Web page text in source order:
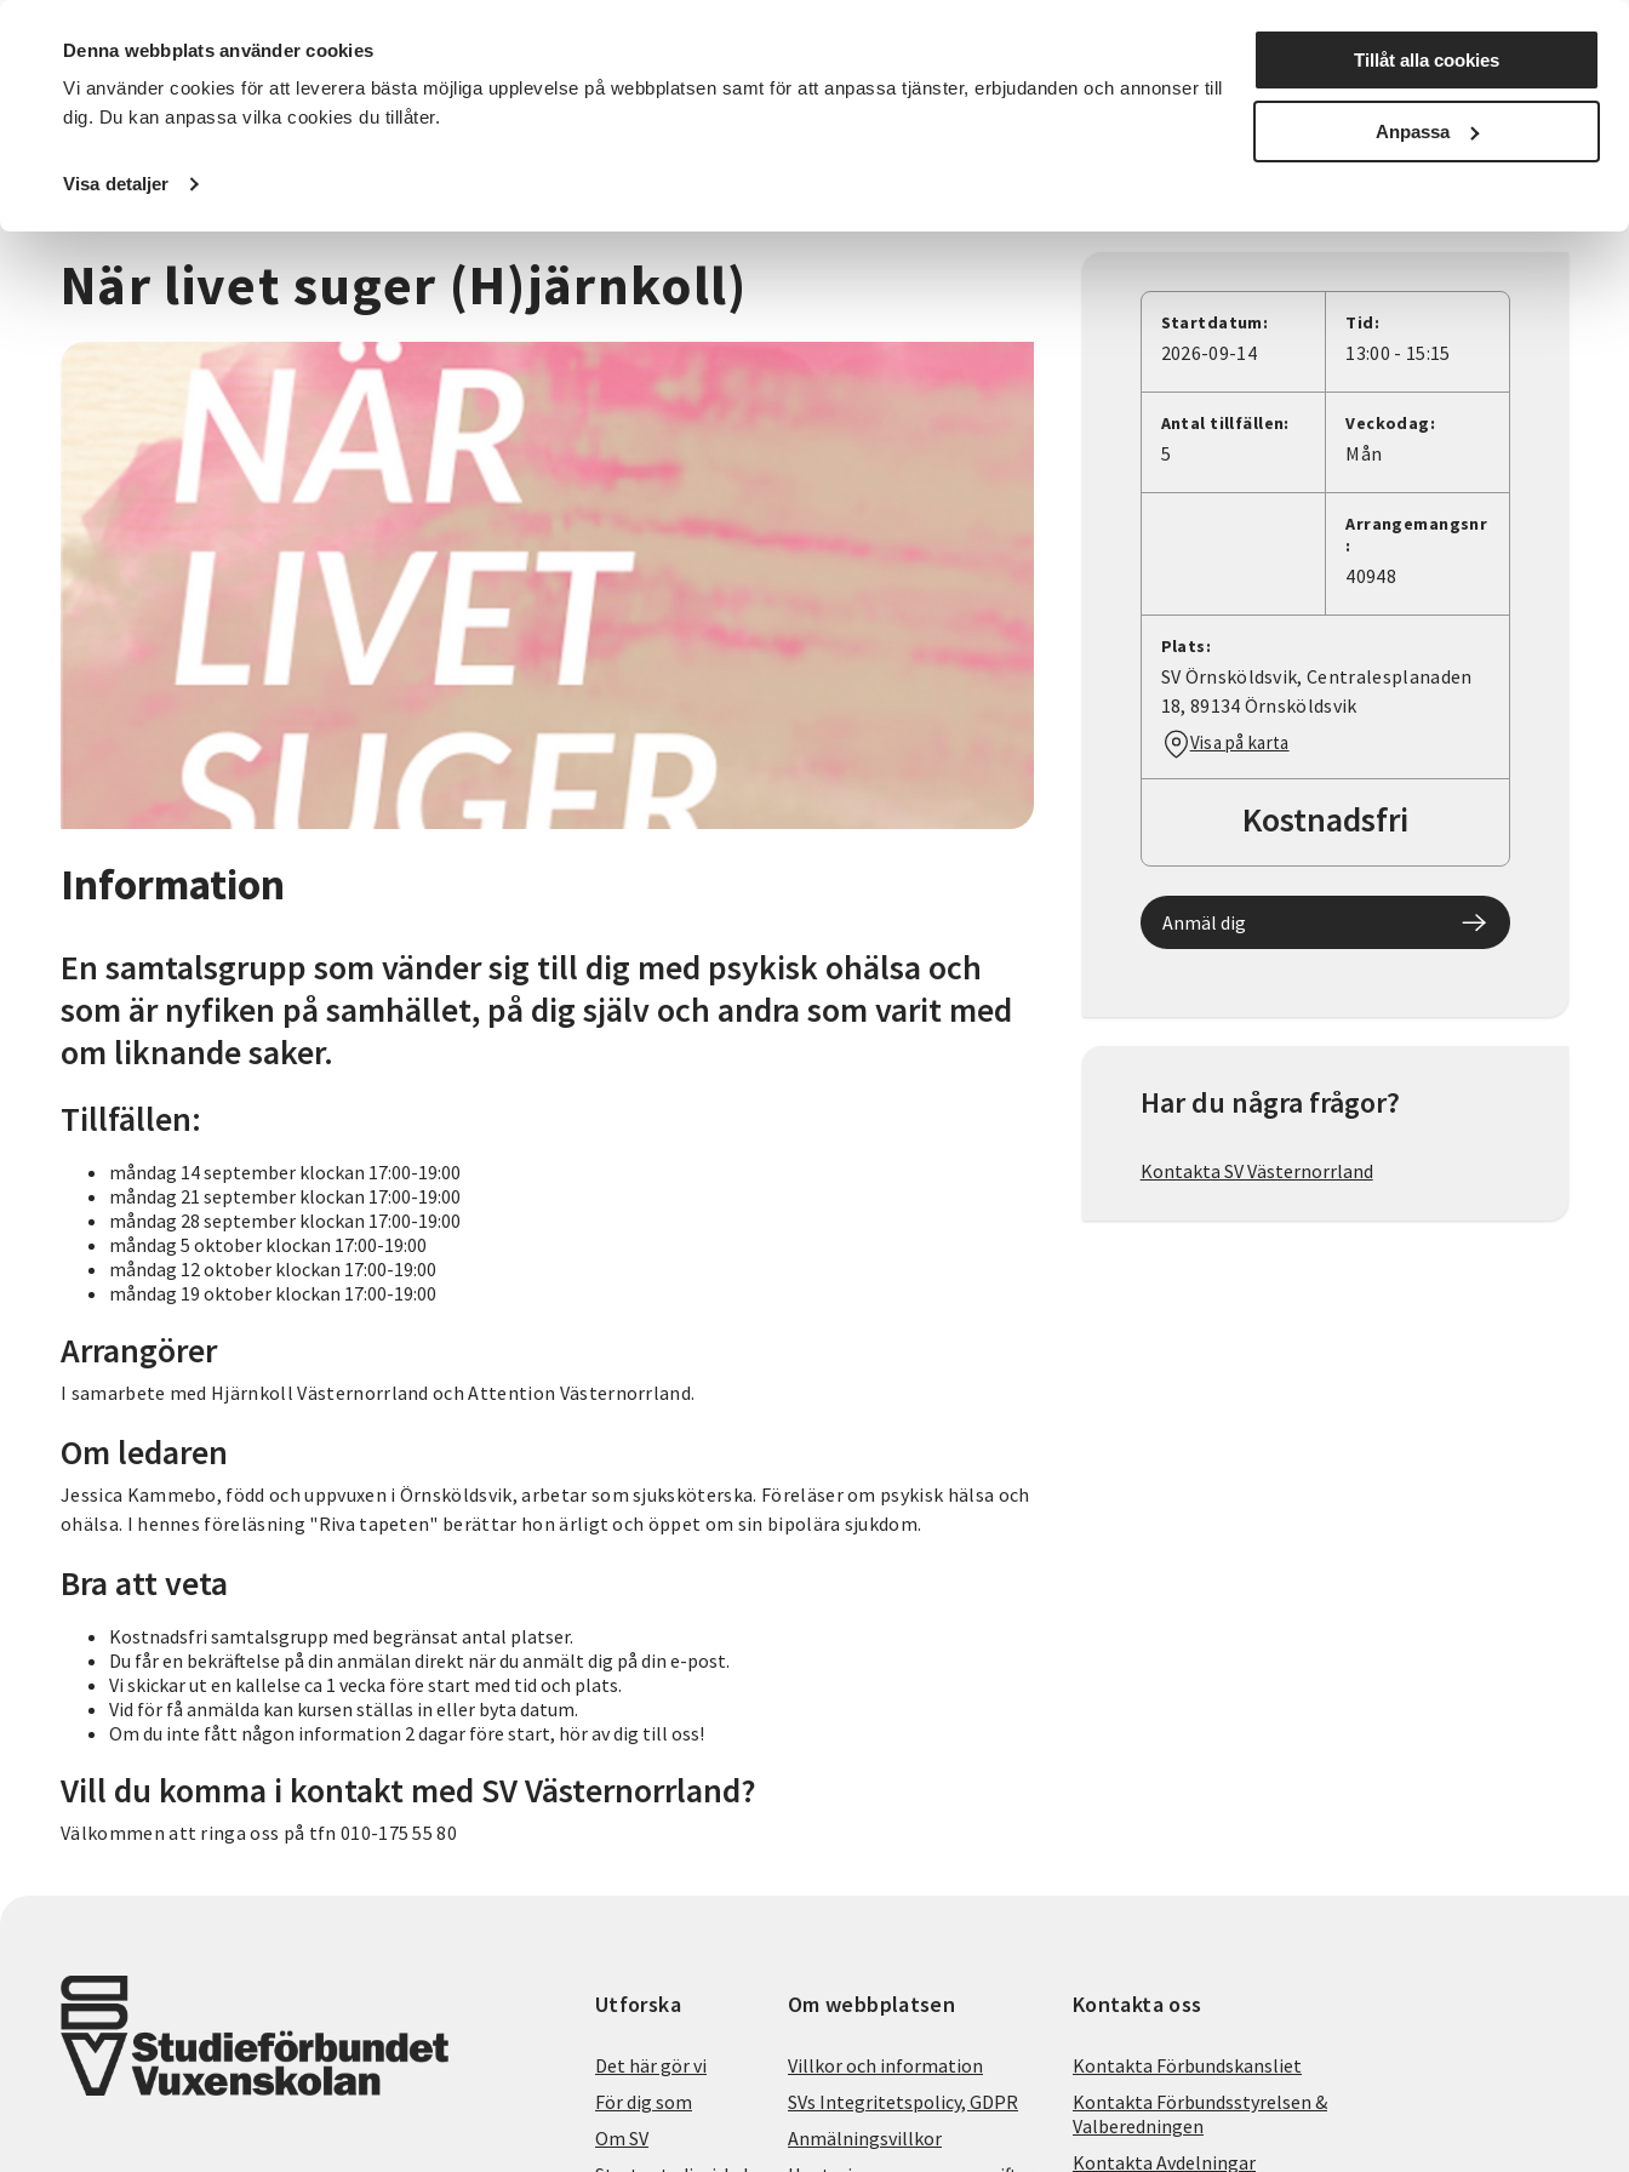
Denna webbplats använder cookies
Vi använder cookies för att leverera bästa möjliga upplevelse på webbplatsen samt för att anpassa tjänster, erbjudanden och annonser till
dig. Du kan anpassa vilka cookies du tillåter.
Visa detaljer
Tillåt alla cookies
Anpassa
DET HÄR GÖR VI FÖR DIG SOM SÖK KURSER OCH EVENEMANG Nyheter Avdelningar
Startsida / Kurser och evenemang
När livet suger (H)järnkoll)
Information
En samtalsgrupp som vänder sig till dig med psykisk ohälsa och
som är nyfiken på samhället, på dig själv och andra som varit med
om liknande saker.
Tillfällen:
måndag 14 september klockan 17:00-19:00
måndag 21 september klockan 17:00-19:00
måndag 28 september klockan 17:00-19:00
måndag 5 oktober klockan 17:00-19:00
måndag 12 oktober klockan 17:00-19:00
måndag 19 oktober klockan 17:00-19:00
Arrangörer
I samarbete med Hjärnkoll Västernorrland och Attention Västernorrland.
Om ledaren
Jessica Kammebo, född och uppvuxen i Örnsköldsvik, arbetar som sjuksköterska. Föreläser om psykisk hälsa och
ohälsa. I hennes föreläsning "Riva tapeten" berättar hon ärligt och öppet om sin bipolära sjukdom.
Bra att veta
Kostnadsfri samtalsgrupp med begränsat antal platser.
Du får en bekräftelse på din anmälan direkt när du anmält dig på din e-post.
Vi skickar ut en kallelse ca 1 vecka före start med tid och plats.
Vid för få anmälda kan kursen ställas in eller byta datum.
Om du inte fått någon information 2 dagar före start, hör av dig till oss!
Vill du komma i kontakt med SV Västernorrland?
Välkommen att ringa oss på tfn 010-175 55 80
Startdatum:
2026-09-14
Tid:
13:00 - 15:15
Antal tillfällen:
5
Veckodag:
Mån
Arrangemangsnr
:
40948
Plats:
SV Örnsköldsvik, Centralesplanaden
18, 89134 Örnsköldsvik
Visa på karta
Kostnadsfri
Anmäl dig
Har du några frågor?
Kontakta SV Västernorrland
Utforska
Det här gör vi
För dig som
Om SV
Om webbplatsen
Villkor och information
SVs Integritetspolicy, GDPR
Anmälningsvillkor
Kontakta oss
Kontakta Förbundskansliet
Kontakta Förbundsstyrelsen &
Valberedningen
Kontakta Avdelningar